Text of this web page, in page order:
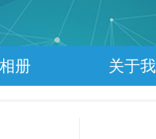
相册 关于我